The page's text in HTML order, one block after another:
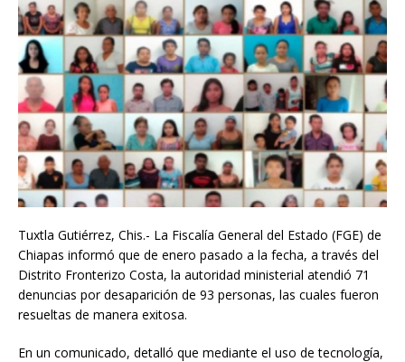
Tuxtla Gutiérrez, Chis.- La Fiscalía General del Estado (FGE) de
Chiapas informó que de enero pasado a la fecha, a través del
Distrito Fronterizo Costa, la autoridad ministerial atendió 71
denuncias por desaparición de 93 personas, las cuales fueron
resueltas de manera exitosa.
En un comunicado, detalló que mediante el uso de tecnología,